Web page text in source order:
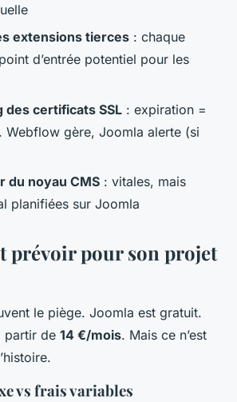
extensions tierces : chaque
d’entrée potentiel pour les
des certificats SSL : expiration =
Webflow gère, Joomla alerte (si
du noyau CMS : vitales, mais
planifiées sur Joomla
prévoir pour son projet
le piège. Joomla est gratuit.
partir de 14 €/mois. Mais ce n’est
vs frais variables